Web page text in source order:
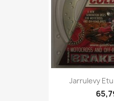
Jarrulevy Etu